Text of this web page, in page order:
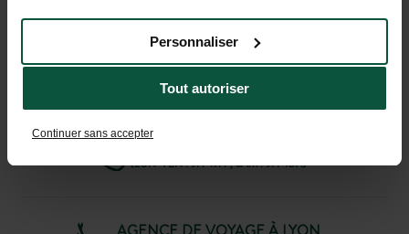
Tout autoriser
Personnaliser
Continuer sans accepter
(LUN-VEN : 9H-19H ; SAM : 9H-18H)